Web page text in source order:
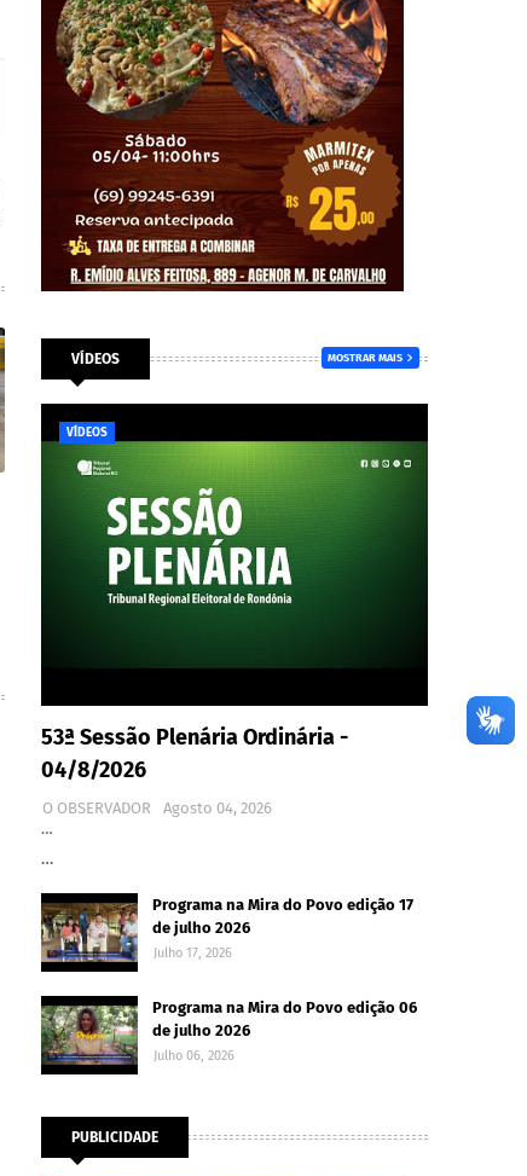
VÍDEOS MOSTRAR MAIS
VÍDEOS
53ª Sessão Plenária Ordinária -
04/8/2026
O OBSERVADOR
Agosto 04, 2026
…
…
Programa na Mira do Povo edição 17
de julho 2026
Julho 17, 2026
Programa na Mira do Povo edição 06
de julho 2026
Julho 06, 2026
PUBLICIDADE